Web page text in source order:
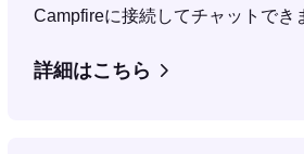
Campfireに接続してチャットでき
詳細はこちら